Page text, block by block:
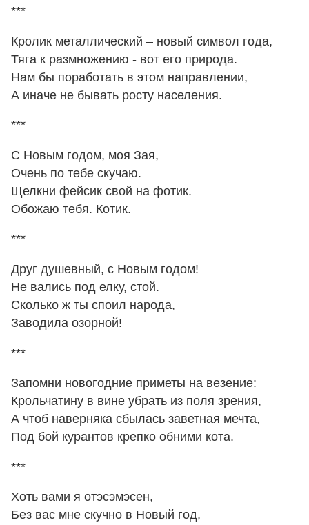
***
Кролик металлический – новый символ года,
Тяга к размножению - вот его природа.
Нам бы поработать в этом направлении,
А иначе не бывать росту населения.
***
С Новым годом, моя Зая,
Очень по тебе скучаю.
Щелкни фейсик свой на фотик.
Обожаю тебя. Котик.
***
Друг душевный, с Новым годом!
Не вались под елку, стой.
Сколько ж ты споил народа,
Заводила озорной!
***
Запомни новогодние приметы на везение:
Крольчатину в вине убрать из поля зрения,
А чтоб наверняка сбылась заветная мечта,
Под бой курантов крепко обними кота.
***
Хоть вами я отэсэмэсен,
Без вас мне скучно в Новый год,